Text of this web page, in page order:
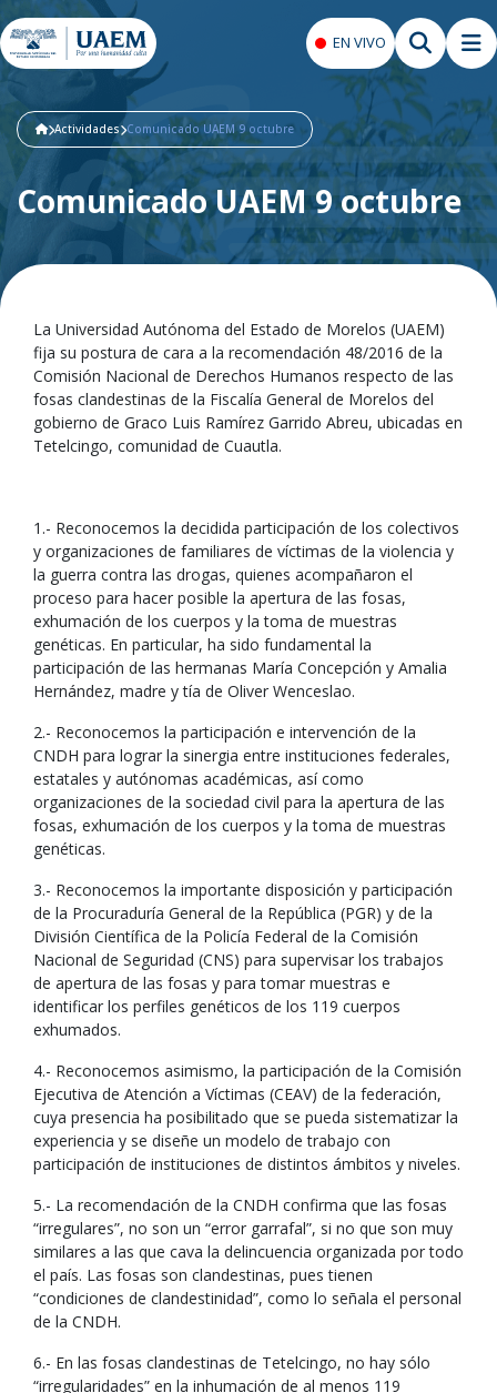
EN VIVO
Actividades Comunicado UAEM 9 octubre
Comunicado UAEM 9 octubre
La Universidad Autónoma del Estado de Morelos (UAEM)
fija su postura de cara a la recomendación 48/2016 de la
Comisión Nacional de Derechos Humanos respecto de las
fosas clandestinas de la Fiscalía General de Morelos del
gobierno de Graco Luis Ramírez Garrido Abreu, ubicadas en
Tetelcingo, comunidad de Cuautla.
1.- Reconocemos la decidida participación de los colectivos
y organizaciones de familiares de víctimas de la violencia y
la guerra contra las drogas, quienes acompañaron el
proceso para hacer posible la apertura de las fosas,
exhumación de los cuerpos y la toma de muestras
genéticas. En particular, ha sido fundamental la
participación de las hermanas María Concepción y Amalia
Hernández, madre y tía de Oliver Wenceslao.
2.- Reconocemos la participación e intervención de la
CNDH para lograr la sinergia entre instituciones federales,
estatales y autónomas académicas, así como
organizaciones de la sociedad civil para la apertura de las
fosas, exhumación de los cuerpos y la toma de muestras
genéticas.
3.- Reconocemos la importante disposición y participación
de la Procuraduría General de la República (PGR) y de la
División Científica de la Policía Federal de la Comisión
Nacional de Seguridad (CNS) para supervisar los trabajos
de apertura de las fosas y para tomar muestras e
identificar los perfiles genéticos de los 119 cuerpos
exhumados.
4.- Reconocemos asimismo, la participación de la Comisión
Ejecutiva de Atención a Víctimas (CEAV) de la federación,
cuya presencia ha posibilitado que se pueda sistematizar la
experiencia y se diseñe un modelo de trabajo con
participación de instituciones de distintos ámbitos y niveles.
5.- La recomendación de la CNDH confirma que las fosas
“irregulares”, no son un “error garrafal”, si no que son muy
similares a las que cava la delincuencia organizada por todo
el país. Las fosas son clandestinas, pues tienen
“condiciones de clandestinidad”, como lo señala el personal
de la CNDH.
6.- En las fosas clandestinas de Tetelcingo, no hay sólo
“irregularidades” en la inhumación de al menos 119